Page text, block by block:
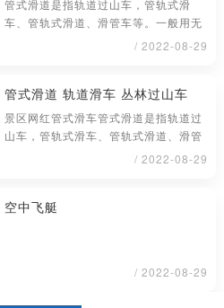
管式滑道是指轨道过山车，管轨式滑
车、管轨式滑道、滑管车等。一般用无
缝钢管材料制成，铺设或架在地面上具
/ 2022-08-29
管式滑道 轨道滑车 丛林过山车
景区网红管式滑车管式滑道是指轨道过
山车，管轨式滑车、管轨式滑道、滑管
车等。一般用无缝钢管材料制成，铺
/ 2022-08-29
空中飞艇
/ 2022-08-29